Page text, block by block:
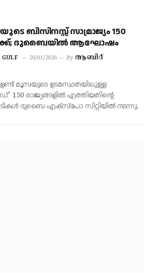
ബിസിനസ്സ് സാമ്രാജ്യം 150
ദുബൈയിൽ ആഘോഷം
GULF 20/01/2026 By ആബിദ്
മൂസയുടെ ഉടമസ്ഥതയിലുള്ള
150 രാജ്യങ്ങളിൽ എത്തിയതിന്റെ
ദുബൈ എക്‌സ്‌പോ സിറ്റിയിൽ നടന്നു.